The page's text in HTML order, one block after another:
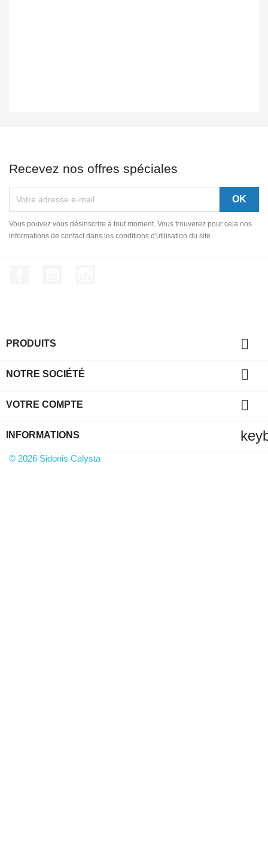
Recevez nos offres spéciales
Vous pouvez vous désinscrire à tout moment. Vous trouverez pour cela nos
informations de contact dans les conditions d'utilisation du site.
PRODUITS 
NOTRE SOCIÉTÉ 
VOTRE COMPTE 
INFORMATIONS
© 2026 Sidonis Calysta